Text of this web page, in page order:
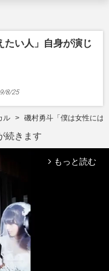
たい人」自身が演じ
8/25
ル 磯村勇斗「僕は女性には
続きます
arrow_forward_ios もっと読む